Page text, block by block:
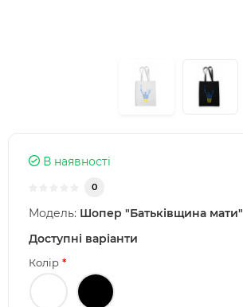
В наявності
0
Модель: Шопер "Батьківщина мати"
Доступні варіанти
Колір